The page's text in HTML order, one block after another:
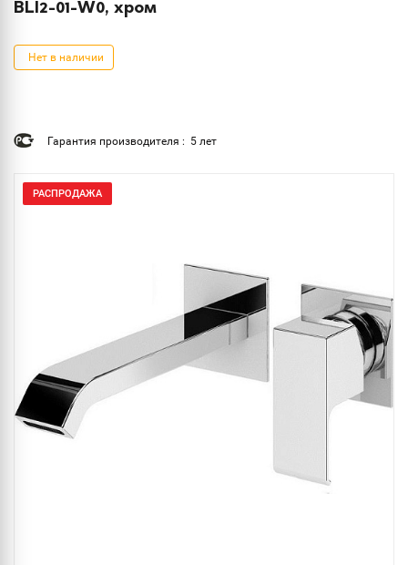
BLI2-01-W0, хром
Нет в наличии
Гарантия производителя : 5 лет
РАСПРОДАЖА